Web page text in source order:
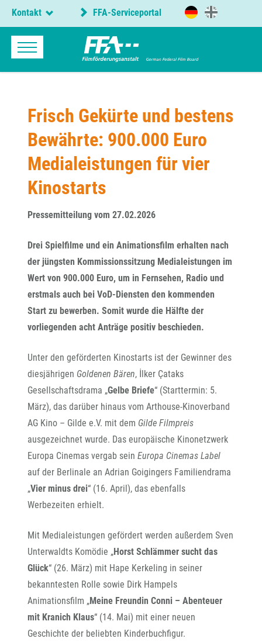
Kontakt FFA-Serviceportal
Frisch Gekürte und bestens
Bewährte: 900.000 Euro
Medialeistungen für vier
Kinostarts
Pressemitteilung vom 27.02.2026
Drei Spielfilme und ein Animationsfilm erhalten nach
der jüngsten Kommissionssitzung Medialeistungen im
Wert von 900.000 Euro, um in Fernsehen, Radio und
erstmals auch bei VoD-Diensten den kommenden
Start zu bewerben. Somit wurde die Hälfte der
vorliegenden acht Anträge positiv beschieden.
Unter den geförderten Kinostarts ist der Gewinner des
diesjährigen Goldenen Bären, İlker Çataks
Gesellschaftsdrama „Gelbe Briefe“ (Starttermin: 5.
März), das darüber hinaus vom Arthouse-Kinoverband
AG Kino – Gilde e.V. mit dem Gilde Filmpreis
ausgezeichnet wurde. Das europäische Kinonetzwerk
Europa Cinemas vergab sein Europa Cinemas Label
auf der Berlinale an Adrian Goigingers Familiendrama
„Vier minus drei“ (16. April), das ebenfalls
Werbezeiten erhielt.
Mit Medialeistungen gefördert werden außerdem Sven
Unterwaldts Komödie „Horst Schlämmer sucht das
Glück“ (26. März) mit Hape Kerkeling in seiner
bekanntesten Rolle sowie Dirk Hampels
Animationsfilm „Meine Freundin Conni – Abenteuer
mit Kranich Klaus“ (14. Mai) mit einer neuen
Geschichte der beliebten Kinderbuchfigur.